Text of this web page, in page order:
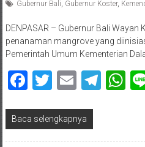
Gubernur Bali, Gubernur Koster,
DENPASAR – Gubernur Bali
penanaman mangrove yang
Pemerintah Umum Kementerian
Facebook
Twitter
Email
Baca selengkapnya